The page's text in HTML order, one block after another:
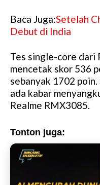
Baca Juga:Setelah
Debut di India
Tes single-core dari
mencetak skor 536
sebanyak 1702 poin.
ada kabar
Realme RMX3085.
Tonton juga: